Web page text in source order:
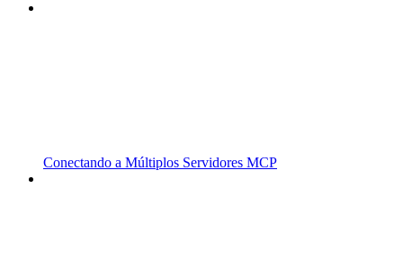
Conectando a Múltiplos Servidores MCP